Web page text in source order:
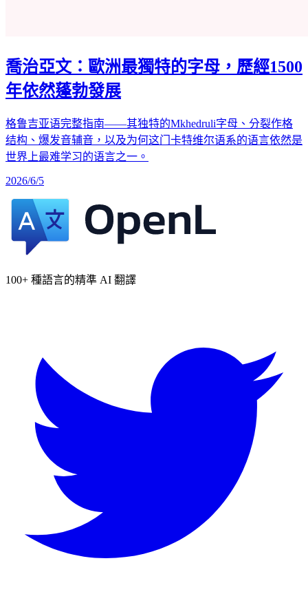
喬治亞文：歐洲最獨特的字母，歷經1500
年依然蓬勃發展
格鲁吉亚语完整指南——其独特的Mkhedruli字母、分裂作格
结构、爆发音辅音，以及为何这门卡特维尔语系的语言依然是
世界上最难学习的语言之一。
2026/6/5
100+ 種語言的精準 AI 翻譯